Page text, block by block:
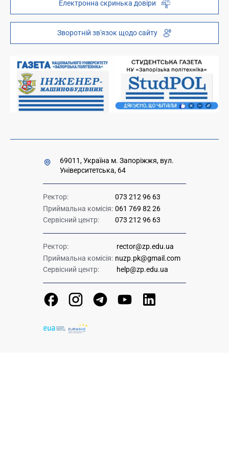
Телефонний довідник
Інституційний репозиторій
Молодіжний хаб «FREETIME»
Платні послуги
Накази та розпорядження для оприлюднення
Міністерство освіти і науки України
Урядова "гаряча лінія" 1545
Електронна скринька довіри
Зворотній зв'язок щодо сайту
69011, Україна м. Запоріжжя, вул.
Університетська, 64
Ректор:
073 212 96 63
Приймальна комісія: 061 769 82 26
Сервісний центр:
073 212 96 63
Ректор:
rector@zp.edu.ua
Приймальна комісія: nuzp.pk@gmail.com
Сервісний центр:
help@zp.edu.ua